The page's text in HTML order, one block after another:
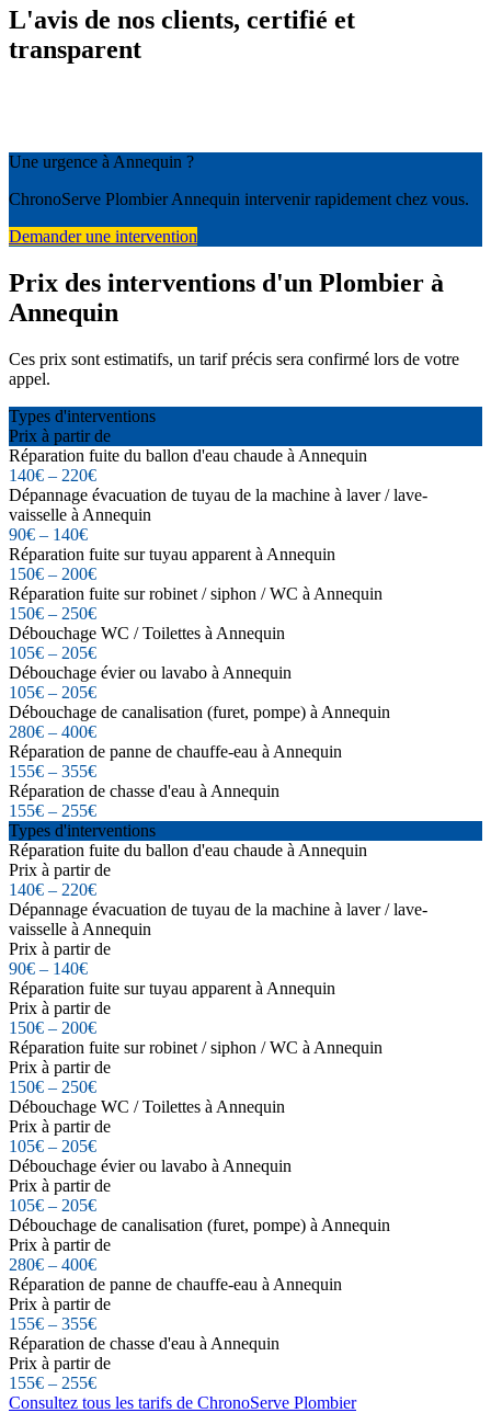
L'avis de nos clients, certifié et
transparent
Une urgence à Annequin ?
ChronoServe Plombier Annequin intervenir rapidement chez vous.
Demander une intervention
Prix des interventions d'un Plombier à
Annequin
Ces prix sont estimatifs, un tarif précis sera confirmé lors de votre
appel.
Types d'interventions
Prix à partir de
Réparation fuite du ballon d'eau chaude à Annequin
140€ – 220€
Dépannage évacuation de tuyau de la machine à laver / lave-
vaisselle à Annequin
90€ – 140€
Réparation fuite sur tuyau apparent à Annequin
150€ – 200€
Réparation fuite sur robinet / siphon / WC à Annequin
150€ – 250€
Débouchage WC / Toilettes à Annequin
105€ – 205€
Débouchage évier ou lavabo à Annequin
105€ – 205€
Débouchage de canalisation (furet, pompe) à Annequin
280€ – 400€
Réparation de panne de chauffe-eau à Annequin
155€ – 355€
Réparation de chasse d'eau à Annequin
155€ – 255€
Types d'interventions
Réparation fuite du ballon d'eau chaude à Annequin
Prix à partir de
140€ – 220€
Dépannage évacuation de tuyau de la machine à laver / lave-
vaisselle à Annequin
Prix à partir de
90€ – 140€
Réparation fuite sur tuyau apparent à Annequin
Prix à partir de
150€ – 200€
Réparation fuite sur robinet / siphon / WC à Annequin
Prix à partir de
150€ – 250€
Débouchage WC / Toilettes à Annequin
Prix à partir de
105€ – 205€
Débouchage évier ou lavabo à Annequin
Prix à partir de
105€ – 205€
Débouchage de canalisation (furet, pompe) à Annequin
Prix à partir de
280€ – 400€
Réparation de panne de chauffe-eau à Annequin
Prix à partir de
155€ – 355€
Réparation de chasse d'eau à Annequin
Prix à partir de
155€ – 255€
Consultez tous les tarifs de ChronoServe Plombier